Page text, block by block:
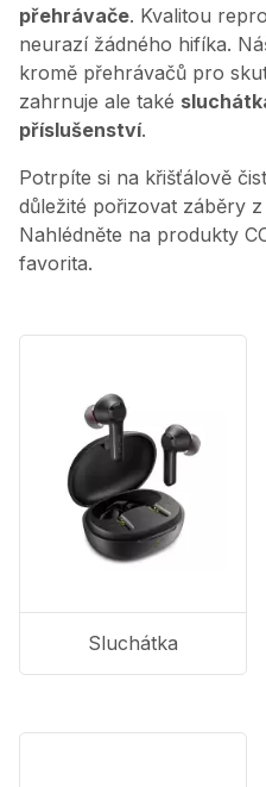
přehrávače. Kvalitou
neurazí žádného hifíka.
kromě přehrávačů pro
zahrnuje ale také
příslušenství.
Potrpíte si na křišťálově
důležité pořizovat záběry
Nahlédněte na produkty
favorita.
Sluchátka